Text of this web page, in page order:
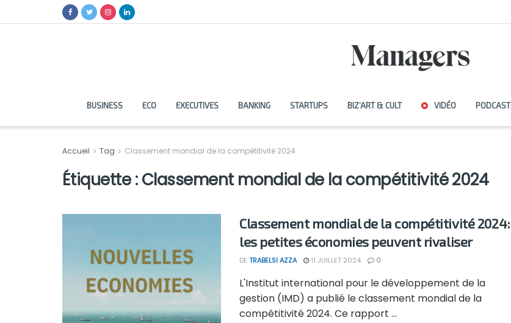
BUSINESS ECO EXECUTIVES BANKING STARTUPS BIZ’ART & CULT VIDÉO PODCAST
Accueil Tag Classement mondial de la compétitivité 2024
Étiquette :Classement mondial de la compétitivité 2024
Classement mondial de la compétitivité 2024:
les petites économies peuvent rivaliser
DE TRABELSI AZZA 11 JUILLET 2024 0
L'Institut international pour le développement de la
gestion (IMD) a publié le classement mondial de la
compétitivité 2024. Ce rapport ...